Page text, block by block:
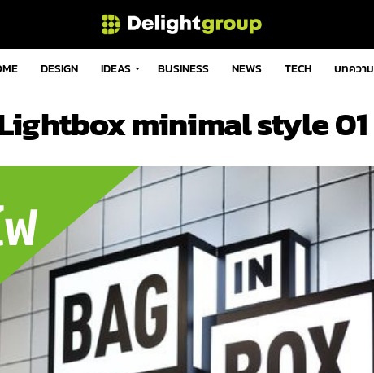
DESIGN IDEAS BUSINESS NEWS TECH บทความ
minimal style 01